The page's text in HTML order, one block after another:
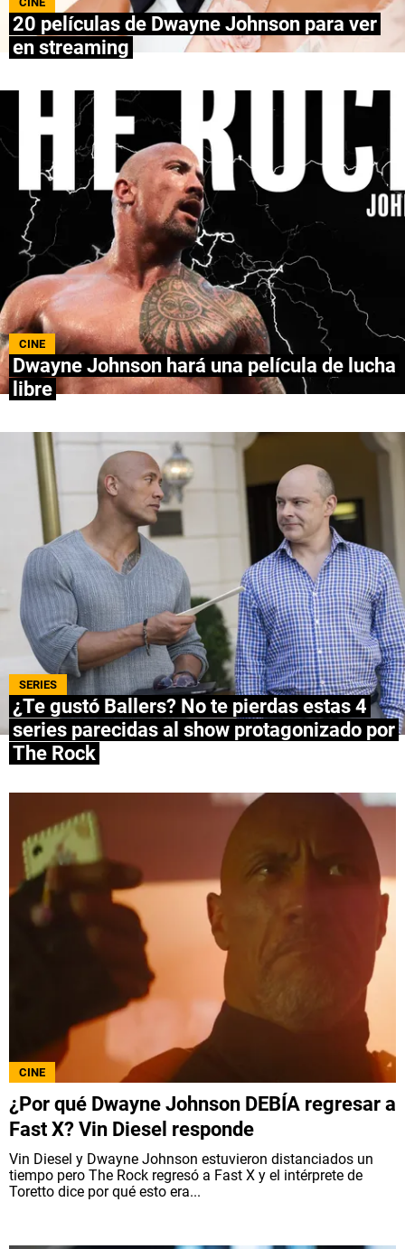
NETFLIX
APPLE TV+
MÚSICA
CELEBRITIES
PASATIEMPOS
INFLUENCERS
SPOILER US
QUIENES SOMOS | STAFF | CONTACTO
Escribe en Spoiler
Términos y Condiciones
Políticas de Privacidad
Política Editorial
Ad Choices
Bolavip, al igual que Futbol Sites, es una
compañía perteneciente a Better Collective.
Todos los derechos reservados.
20 películas de Dwayne Johnson para ver
en streaming
CINE
Dwayne Johnson hará una película de lucha
libre
SERIES
¿Te gustó Ballers? No te pierdas estas 4
series parecidas al show protagonizado por
The Rock
CINE
¿Por qué Dwayne Johnson DEBÍA regresar a
Fast X? Vin Diesel responde
Vin Diesel y Dwayne Johnson estuvieron distanciados un
tiempo pero The Rock regresó a Fast X y el intérprete de
Toretto dice por qué esto era...